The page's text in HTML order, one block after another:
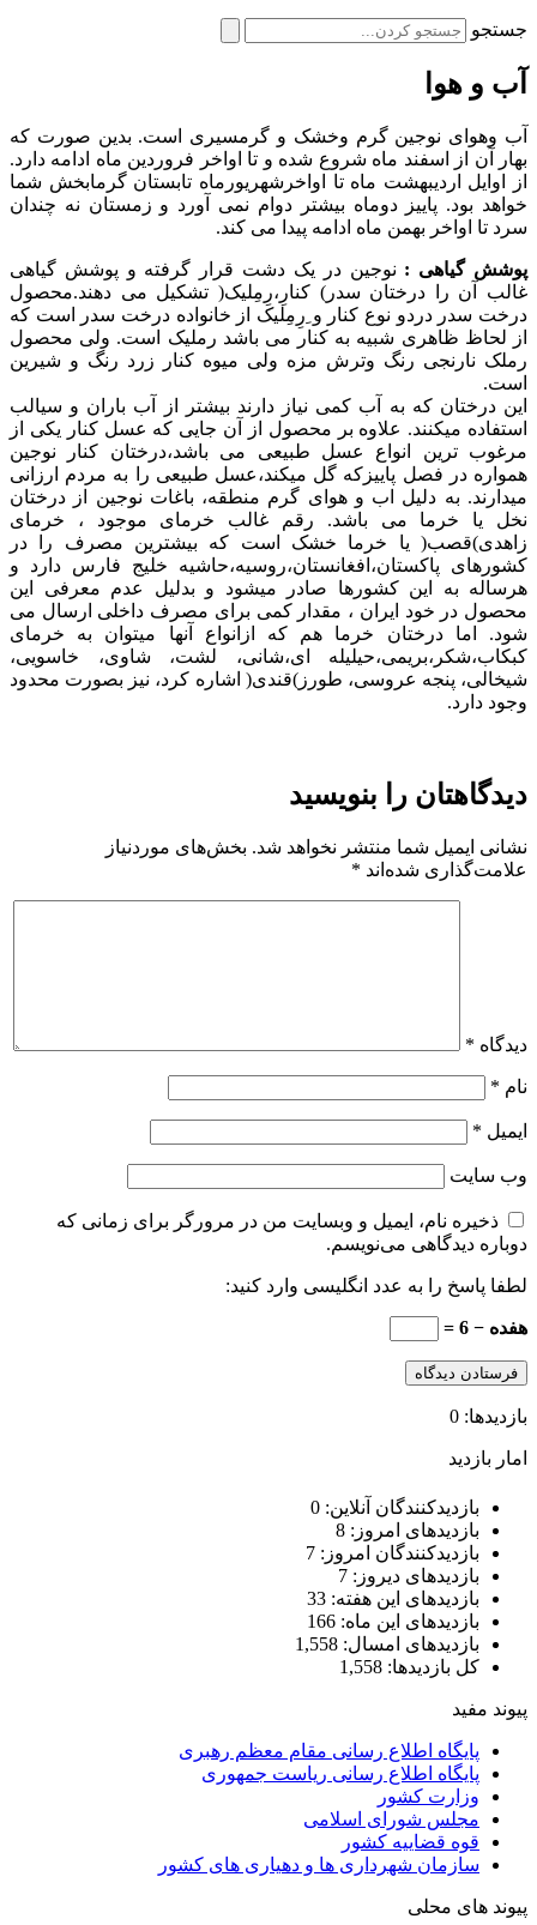
جستجو
آب و هوا
آب وهوای نوجین گرم وخشک و گرمسیری است. بدین صورت که
بهار آن از اسفند ماه شروع شده و تا اواخر فروردین ماه ادامه دارد.
از اوایل اردیبهشت ماه تا اواخرشهریورماه تابستان گرمابخش شما
خواهد بود. پاییز دوماه بیشتر دوام نمی آورد و زمستان نه چندان
سرد تا اواخر بهمن ماه ادامه پیدا می کند.
پوشش گیاهی : نوجین در یک دشت قرار گرفته و پوشش گیاهی
غالب آن را درختان سدر) کنارِ،رِمِلیک( تشکیل می دهند.محصول
درخت سدر دردو نوع کنار و ِرِمِلیک از خانواده درخت سدر است که
از لحاظ ظاهری شبیه به کنار می باشد رملیک است. ولی محصول
رملک نارنجی رنگ وترش مزه ولی میوه کنار زرد رنگ و شیرین
است.
این درختان که به آب کمی نیاز دارند بیشتر از آب باران و سیالب
استفاده میکنند. علاوه بر محصول از آن جایی که عسل کنار یکی از
مرغوب ترین انواع عسل طبیعی می باشد،درختان کنار نوجین
همواره در فصل پاییزکه گل میکند،عسل طبیعی را به مردم ارزانی
میدارند. به دلیل اب و هوای گرم منطقه، باغات نوجین از درختان
نخل یا خرما می باشد. رقم غالب خرمای موجود ، خرمای
زاهدی)قصب( یا خرما خشک است که بیشترین مصرف را در
کشورهای پاکستان،افغانستان،روسیه،حاشیه خلیج فارس دارد و
هرساله به این کشورها صادر میشود و بدلیل عدم معرفی این
محصول در خود ایران ، مقدار کمی برای مصرف داخلی ارسال می
شود. اما درختان خرما هم که ازانواع آنها میتوان به خرمای
کبکاب،شکر،بریمی،حیلیله ای،شانی، لشت، شاوی، خاسویی،
شیخالی، پنجه عروسی، طورز)قندی( اشاره کرد، نیز بصورت محدود
وجود دارد.
دیدگاهتان را بنویسید
نشانی ایمیل شما منتشر نخواهد شد. بخش‌های موردنیاز
علامت‌گذاری شده‌اند *
دیدگاه *
نام *
ایمیل *
وب‌ سایت
ذخیره نام، ایمیل و وبسایت من در مرورگر برای زمانی که
دوباره دیدگاهی می‌نویسم.
لطفا پاسخ را به عدد انگلیسی وارد کنید:
هفده − 6 =
بازدیدها: 0
امار بازدید
بازدیدکنندگان آنلاین: 0
بازدیدهای امروز: 8
بازدیدکنندگان امروز: 7
بازدیدهای دیروز: 7
بازدیدهای این هفته: 33
بازدیدهای این ماه: 166
بازدیدهای امسال: 1,558
کل بازدیدها: 1,558
پیوند مفید
پایگاه اطلاع رسانی مقام معظم رهبری
پایگاه اطلاع رسانی ریاست جمهوری
وزارت کشور
مجلس شورای اسلامی
قوه قضاییه کشور
سازمان شهرداری ها و دهیاری های کشور
پیوند های محلی